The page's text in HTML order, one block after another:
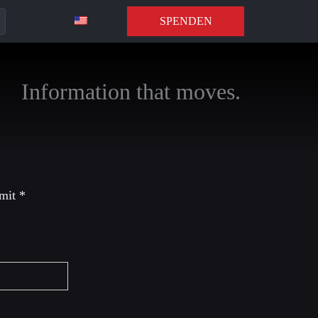
SPENDEN
Information that moves.
*